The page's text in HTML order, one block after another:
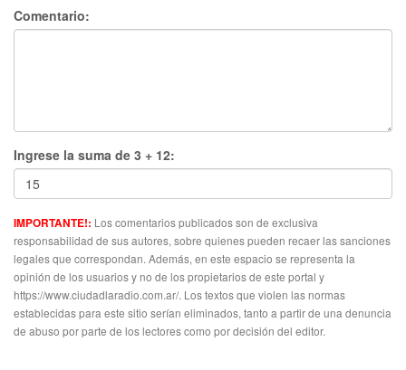
Comentario:
Ingrese la suma de 3 + 12:
IMPORTANTE!: Los comentarios publicados son de exclusiva
responsabilidad de sus autores, sobre quienes pueden recaer las sanciones
legales que correspondan. Además, en este espacio se representa la
opinión de los usuarios y no de los propietarios de este portal y
https://www.ciudadlaradio.com.ar/. Los textos que violen las normas
establecidas para este sitio serían eliminados, tanto a partir de una denuncia
de abuso por parte de los lectores como por decisión del editor.